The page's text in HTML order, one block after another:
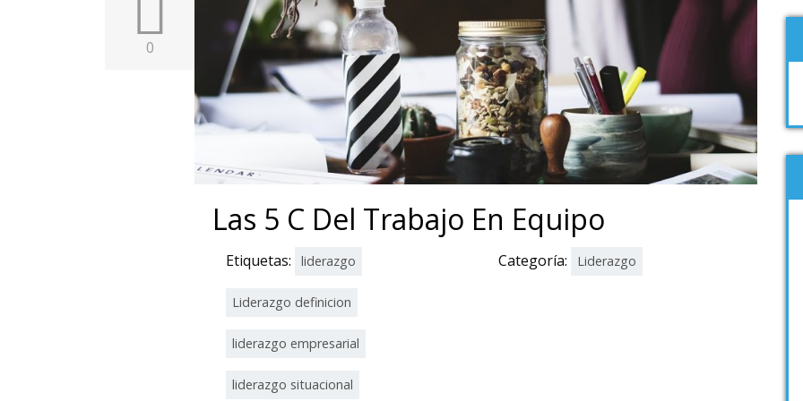
0
Las 5 C Del Trabajo En Equipo
Etiquetas: liderazgo
Liderazgo definicion
liderazgo empresarial
liderazgo situacional
Categoría: Liderazgo